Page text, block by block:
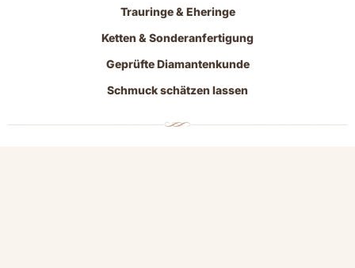
Trauringe & Eheringe
Ketten & Sonderanfertigung
Geprüfte Diamantenkunde
Schmuck schätzen lassen